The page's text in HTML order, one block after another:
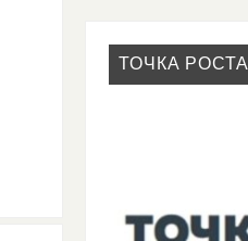
ТОЧКА РОСТА